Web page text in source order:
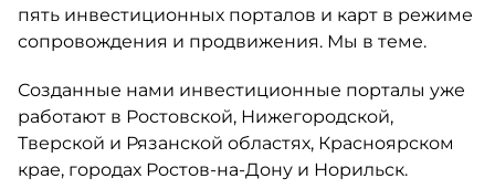
пять инвестиционных порталов и карт в режиме
сопровождения и продвижения. Мы в теме.
Созданные нами инвестиционные порталы уже
работают в Ростовской, Нижегородской,
Тверской и Рязанской областях, Красноярском
крае, городах Ростов-на-Дону и Норильск.